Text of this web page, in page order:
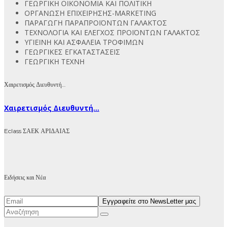
ΓΕΩΡΓΙΚΗ ΟΙΚΟΝΟΜΙΑ ΚΑΙ ΠΟΛΙΤΙΚΗ
ΟΡΓΑΝΩΣΗ ΕΠΙΧΕΙΡΗΣΗΣ-MARKETING
ΠΑΡΑΓΩΓΗ ΠΑΡΑΠΡΟΪΟΝΤΩΝ ΓΑΛΑΚΤΟΣ
ΤΕΧΝΟΛΟΓΙΑ ΚΑΙ ΕΛΕΓΧΟΣ ΠΡΟΪΟΝΤΩΝ ΓΑΛΑΚΤΟΣ
ΥΓΙΕΙΝΗ ΚΑΙ ΑΣΦΑΛΕΙΑ ΤΡΟΦΙΜΩΝ
ΓΕΩΡΓΙΚΕΣ ΕΓΚΑΤΑΣΤΑΣΕΙΣ
ΓΕΩΡΓΙΚΗ ΤΕΧΝΗ
Χαιρετισμός Διευθυντή…
Χαιρετισμός Διευθυντή...
Eclass ΣΑΕΚ ΑΡΙΔΑΙΑΣ
Ειδήσεις και Νέα